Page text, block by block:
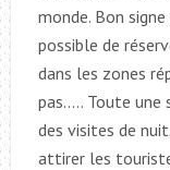
monde. Bon
possible de
dans les zones
pas….. Toute une
des visites de
attirer les